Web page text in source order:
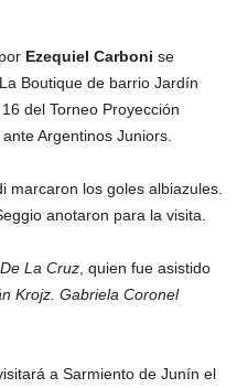
Ezequiel Carboni se
Boutique de barrio Jardín
del Torneo Proyección
Argentinos Juniors.
marcaron los goles albiazules.
anotaron para la visita.
La Cruz, quien fue asistido
Krojz. Gabriela Coronel
a Sarmiento de Junín el